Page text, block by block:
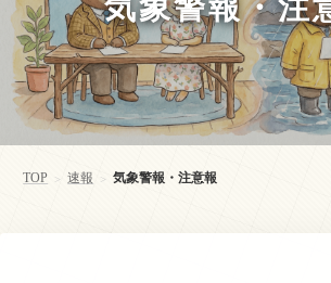
気象警報・注
TOP > 速報 > 気象警報・注意報